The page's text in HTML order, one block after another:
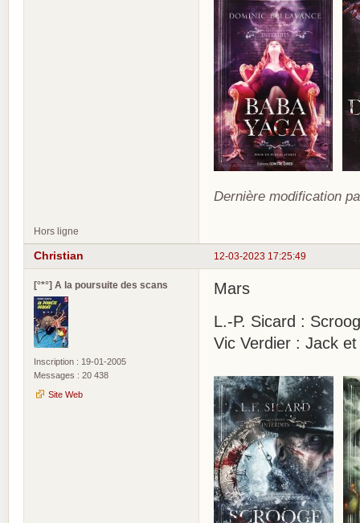
Dernière modification
Hors ligne
12-03-2023 17:25:49
Christian
[°*°] A la poursuite des scans
Inscription : 19-01-2005
Messages : 20 438
Site Web
Mars
L.-P. Sicard :
Vic Verdier : Jack